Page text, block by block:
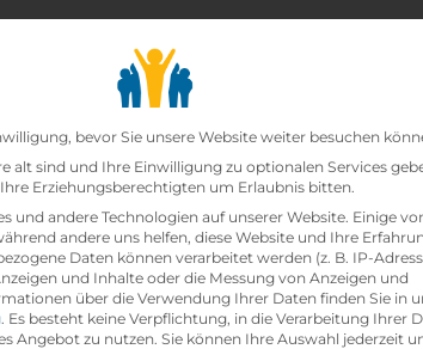
Lehrbetriebesearch
GmbHist schonbesetzt.
Datenschutz-
bevor Sie unsere Website weiter besuchen
alt sind und Ihre Einwilligung zu optionalen Services
Erziehungsberechtigten um Erlaubnis bitten.
und andere Technologien auf unserer Website. Einige
andere uns helfen, diese Website und Ihre
Daten können verarbeitet werden (z. B. IP-
und Inhalte oder die Messung von Anzeigen und
über die Verwendung Ihrer Daten finden Sie in
. Es besteht keine Verpflichtung, in die Verarbeitung Ihrer
Angebot zu nutzen. Sie können Ihre Auswahl jederzeit